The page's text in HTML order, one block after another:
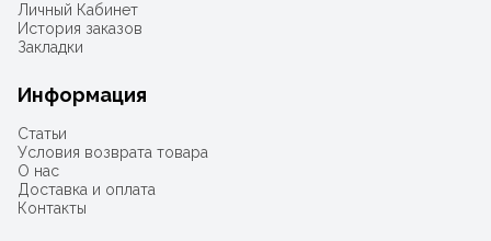
Личный Кабинет
История заказов
Закладки
Информация
Статьи
Условия возврата товара
О нас
Доставка и оплата
Контакты